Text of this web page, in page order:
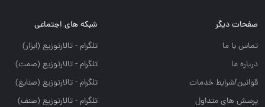
صفحات دیگر
تماس با ما
درباره ما
قوانین/شرایط خدمات
پرسش های متداول
شبکه های اجتماعی
تلگرام - تالارتوزيع (ابزار)
تلگرام - تالارتوزيع (صمت)
تلگرام - تالارتوزيع (صنايع)
تلگرام - تالارتوزیع (صنف)